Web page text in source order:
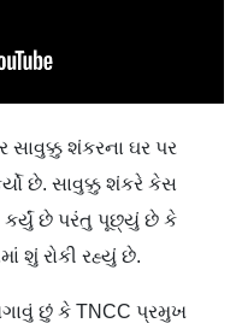
શંકરના ઘર પર
છે. સાવુક્કુ શંકરે કેસ
કર્યું છે પરંતુ પૂછ્યું છે કે
શું રોકી રહ્યું છે.
છું કે TNCC પ્રમુખ